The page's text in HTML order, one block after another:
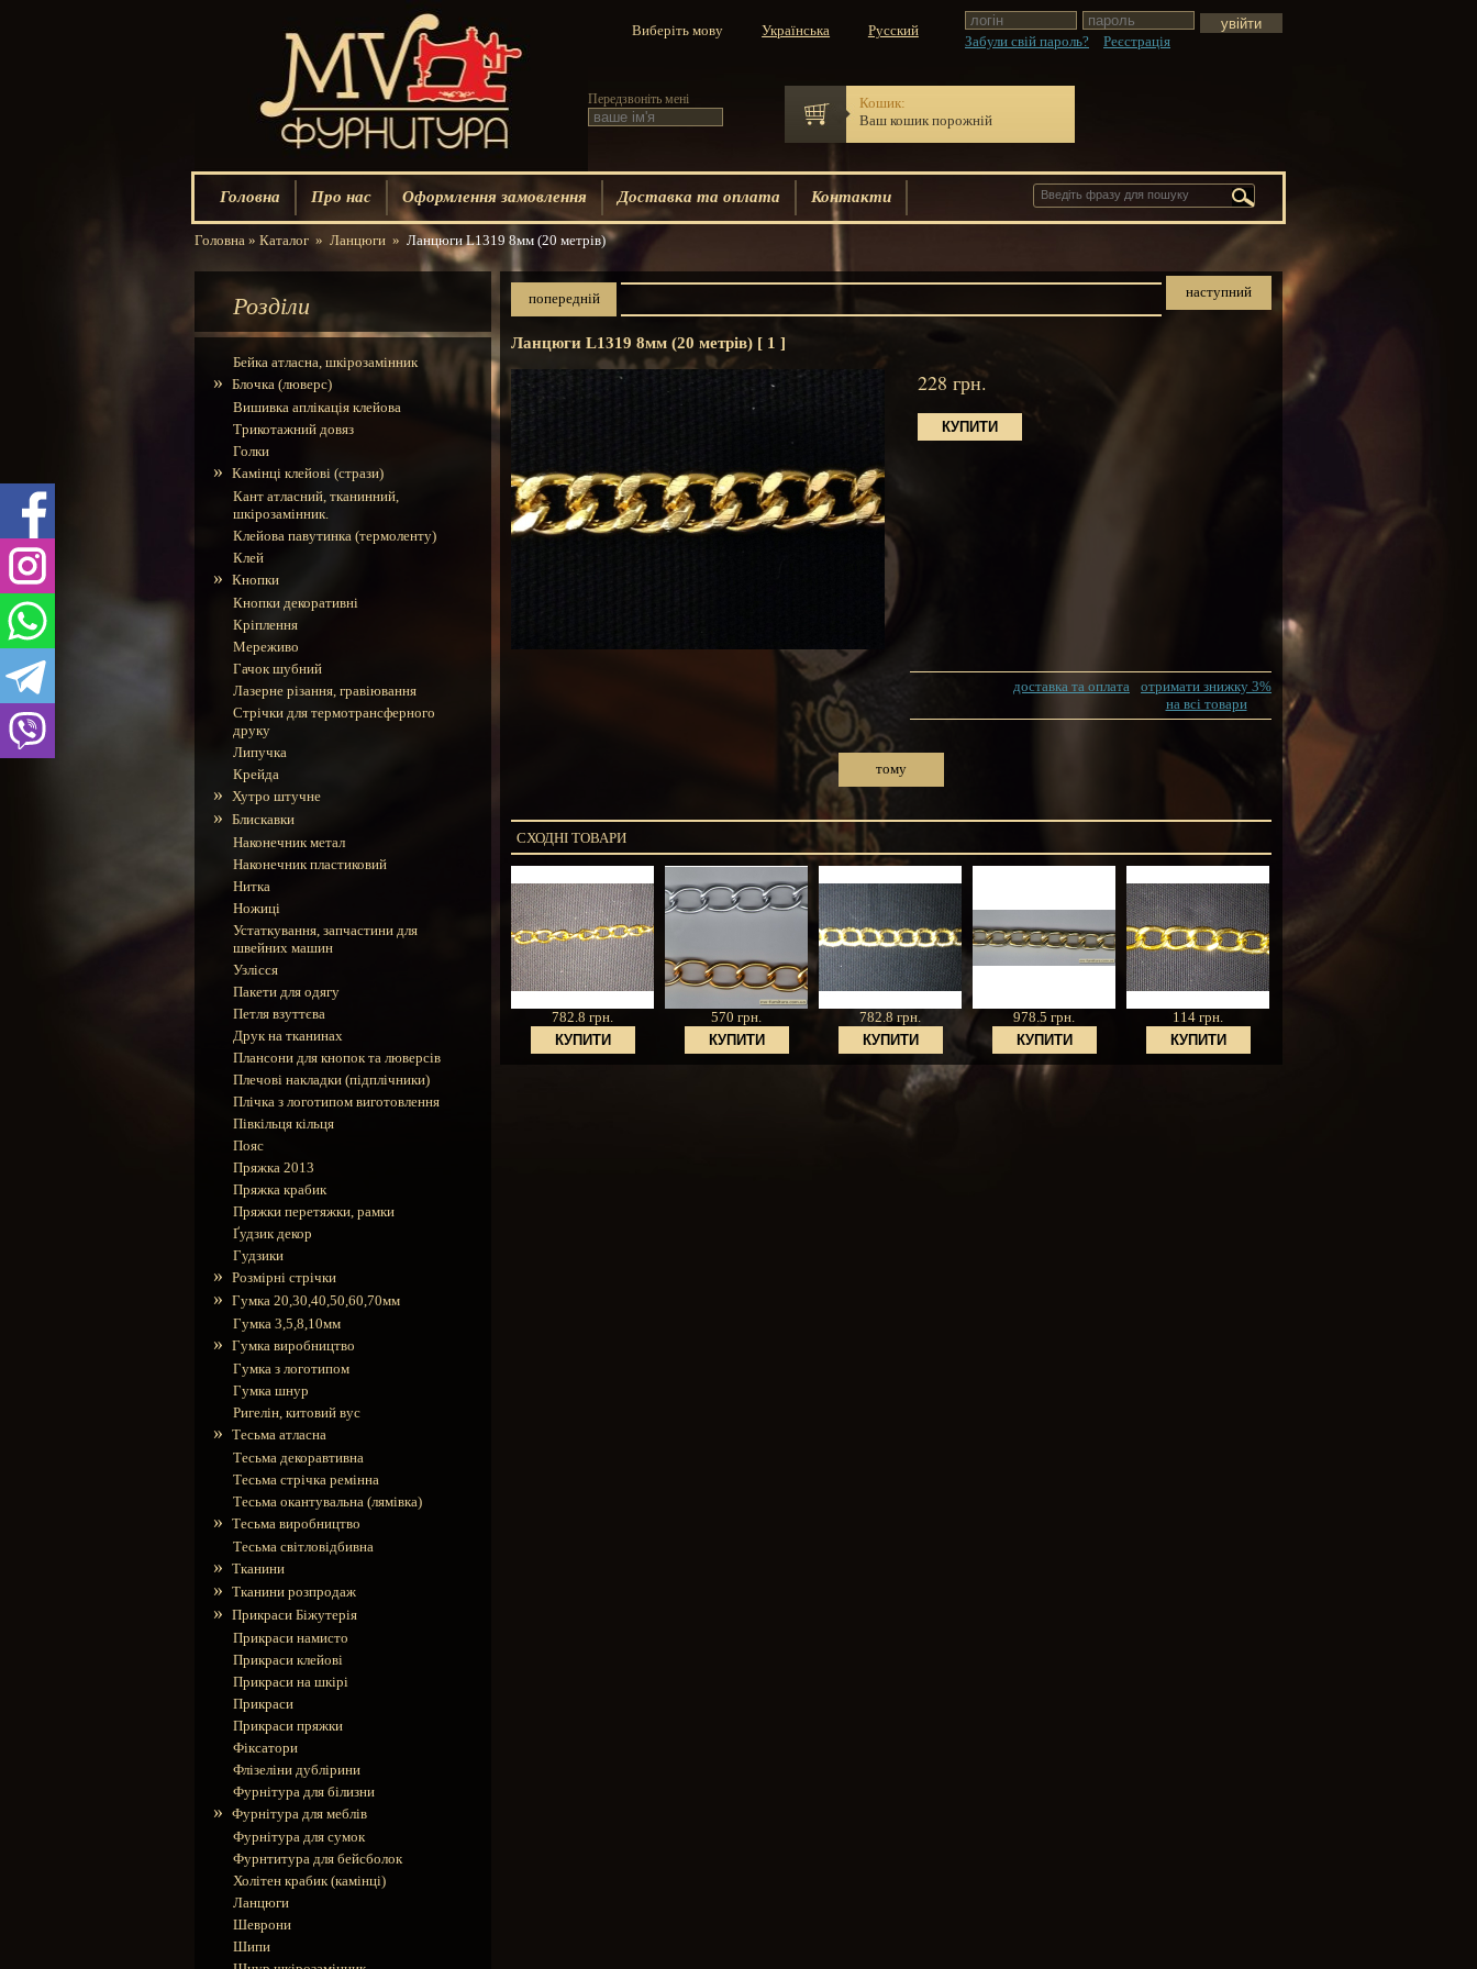
Забули свій пароль? Реєстрація
Виберіть мову
Передзвоніть мені
Кошик:
Ваш кошик порожній
Головна Про нас Оформлення замовлення Доставка та оплата Контакти
Головна » Каталог » Ланцюги » Ланцюги L1319 8мм (20 метрів)
Розділи попередній наступний
Ланцюги L1319 8мм (20 метрів) [ 1 ]
228 грн.
отримати знижку 3%
на всі товари
доставка та оплата
тому
СХОДНІ ТОВАРИ
782.8 грн. 570 грн. 782.8 грн. 978.5 грн. 114 грн.
Бейка атласна, шкірозамінник
» Блочка (люверс)
Вишивка аплікація клейова
Трикотажний довяз
Голки
» Камінці клейові (стрази)
Кант атласний, тканинний,
шкірозамінник.
Клейова павутинка (термоленту)
Клей
» Кнопки
Кнопки декоративні
Кріплення
Мереживо
Гачок шубний
Лазерне різання, гравіювання
Стрічки для термотрансферного
друку
Липучка
Крейда
» Хутро штучне
» Блискавки
Наконечник метал
Наконечник пластиковий
Нитка
Ножиці
Устаткування, запчастини для
швейних машин
Узлісся
Пакети для одягу
Петля взуттєва
Друк на тканинах
Плансони для кнопок та люверсів
Плечові накладки (підплічники)
Плічка з логотипом виготовлення
Півкільця кільця
Пояс
Пряжка 2013
Пряжка крабик
Пряжки перетяжки, рамки
Ґудзик декор
Гудзики
» Розмірні стрічки
» Гумка 20,30,40,50,60,70мм
Гумка 3,5,8,10мм
» Гумка виробництво
Гумка з логотипом
Гумка шнур
Ригелін, китовий вус
» Тесьма атласна
Тесьма декоравтивна
Тесьма стрічка ремінна
Тесьма окантувальна (лямівка)
» Тесьма виробництво
Тесьма світловідбивна
» Тканини
» Тканини розпродаж
» Прикраси Біжутерія
Прикраси намисто
Прикраси клейові
Прикраси на шкірі
Прикраси
Прикраси пряжки
Фіксатори
Флізеліни дублірини
Фурнітура для білизни
» Фурнітура для меблів
Фурнітура для сумок
Фурнтитура для бейсболок
Холітен крабик (камінці)
Ланцюги
Шеврони
Шипи